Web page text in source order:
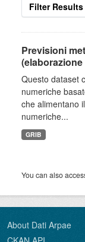
Filter Results
Previsioni
Questo dataset
numeriche
che alimentano
numeriche...
GRIB
You can also
About Dati Arpae